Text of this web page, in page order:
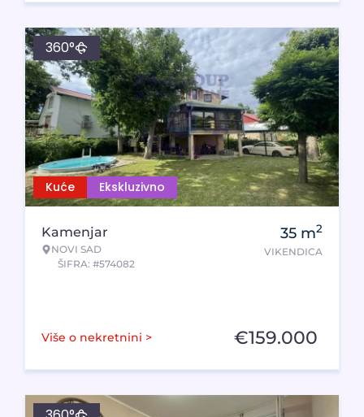
Kuće Ekskluzivno
360°
Kamenjar
NOVI SAD
ŠIFRA: #574082
35 m2
VIKENDICA
Više o nekretnini > €159.000